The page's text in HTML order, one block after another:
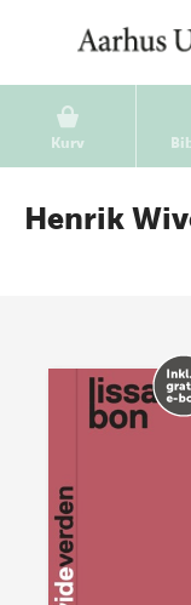
Kurv
Henrik